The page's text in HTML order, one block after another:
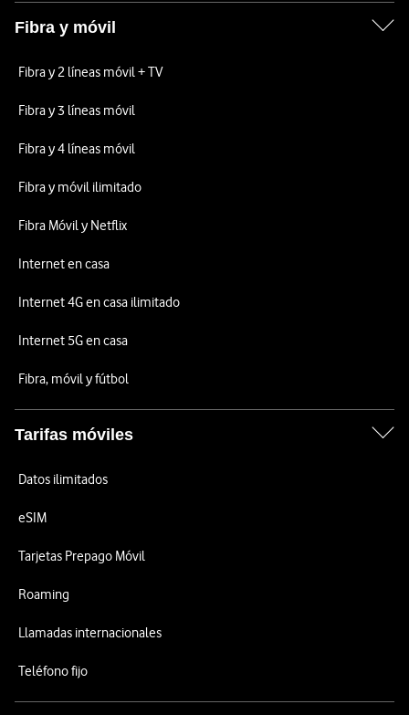
Fibra y móvil
Fibra y 2 líneas móvil + TV
Fibra y 3 líneas móvil
Fibra y 4 líneas móvil
Fibra y móvil ilimitado
Fibra Móvil y Netflix
Internet en casa
Internet 4G en casa ilimitado
Internet 5G en casa
Fibra, móvil y fútbol
Tarifas móviles
Datos ilimitados
eSIM
Tarjetas Prepago Móvil
Roaming
Llamadas internacionales
Teléfono fijo